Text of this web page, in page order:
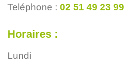
Teléphone : 02 51 49 23 99
Horaires :
Lundi